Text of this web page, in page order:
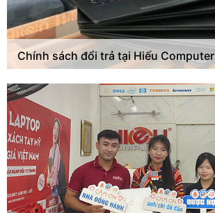
Chính sách đổi trả tại Hiếu Computer